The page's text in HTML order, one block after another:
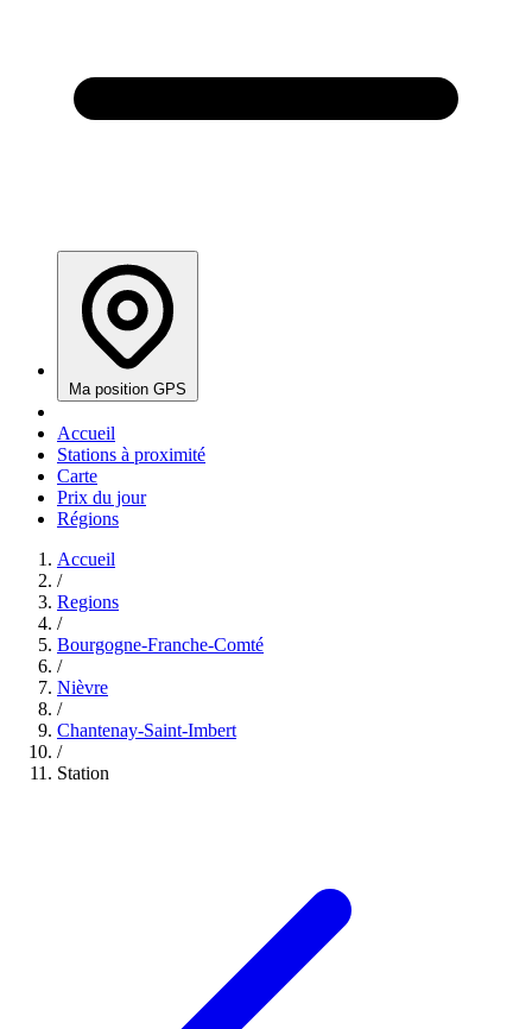
Ma position GPS
Accueil
Stations à proximité
Carte
Prix du jour
Régions
Accueil
/
Regions
/
Bourgogne-Franche-Comté
/
Nièvre
/
Chantenay-Saint-Imbert
/
Station